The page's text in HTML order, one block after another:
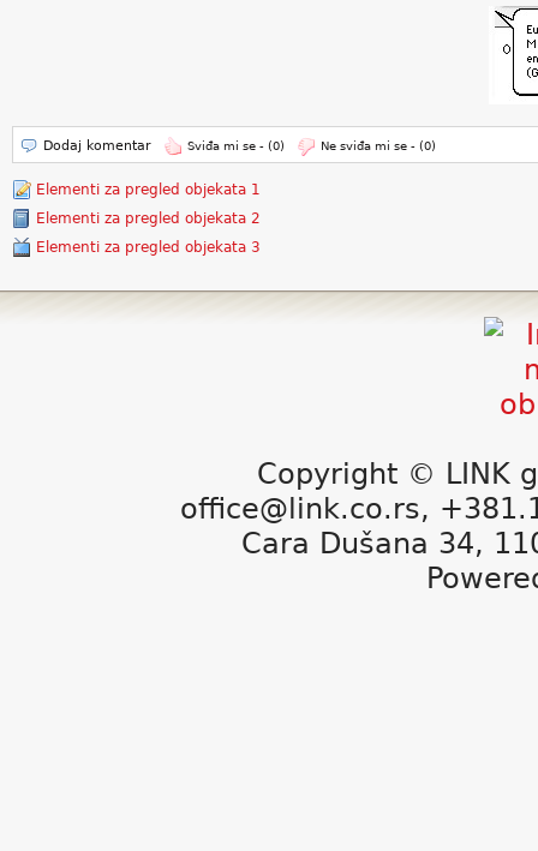
Dodaj komentar Sviđa mi se - (0) Ne sviđa mi se - (0)
Elementi za pregled objekata 1
Elementi za pregled objekata 2
Elementi za pregled objekata 3
Copyright © LINK
office@link.co.rs,
Cara Dušana 34,